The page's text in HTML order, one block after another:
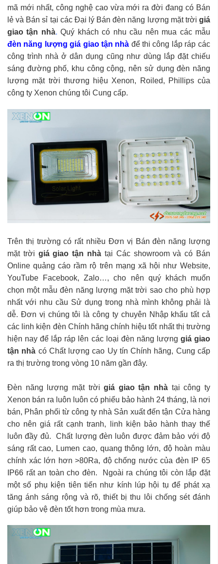
mã mới nhất, công nghệ cao vừa mới ra đời đang có Bán
lẻ và Bán sỉ tại các Đại lý Bán đèn năng lượng mặt trời giá
giao tận nhà.Quý khách có nhu cầu nên mua các mẫu
đèn năng lượng giá giao tận nhà để thi công lắp ráp các
công trình nhà ở dân dụng cũng như dùng lắp đặt chiếu
sáng đường phố, khu công cộng, nên sử dụng đèn năng
lượng mặt trời thương hiệu Xenon, Roiled, Phillips của
công ty Xenon chúng tôi Cung cấp.
Trên thị trường có rất nhiều Đơn vị Bán đèn năng lượng
mặt trời giá giao tận nhà tại Các showroom và có Bán
Online quảng cáo rầm rộ trên mạng xã hội như Website,
YouTube Facebook, Zalo…, cho nên quý khách muốn
chọn một mẫu đèn năng lượng mặt trời sao cho phù hợp
nhất với nhu cầu Sử dụng trong nhà mình không phải là
dễ. Đơn vị chúng tôi là công ty chuyên Nhập khẩu tất cả
các linh kiện đèn Chính hãng chính hiệu tốt nhất thị trường
hiện nay để lắp ráp lên các loại đèn năng lượng giá giao
tận nhà có Chất lượng cao Uy tín Chính hãng, Cung cấp
ra thị trường trong vòng 10 năm gần đây.
Đèn năng lượng mặt trờigiá giao tận nhà tại công ty
Xenon bán ra luôn luôn có phiếu bảo hành 24 tháng, là nơi
bán, Phân phối từ công ty nhà Sản xuất đến tận Cửa hàng
cho nên giá rất cạnh tranh, linh kiện bảo hành thay thế
luôn đầy đủ. Chất lượng đèn luôn được đảm bảo với độ
sáng rất cao, Lumen cao, quang thông lớn, độ hoàn màu
chính xác lớn hơn >80Ra, độ chống nước của đèn IP 65
IP66 rất an toàn cho đèn. Ngoài ra chúng tôi còn lắp đặt
một số phụ kiện tiên tiến như kính lúp hội tụ để phát xạ
tăng ánh sáng rộng và rõ, thiết bị thu lôi chống sét đánh
giúp bảo vệ đèn tốt hơn trong mùa mưa.